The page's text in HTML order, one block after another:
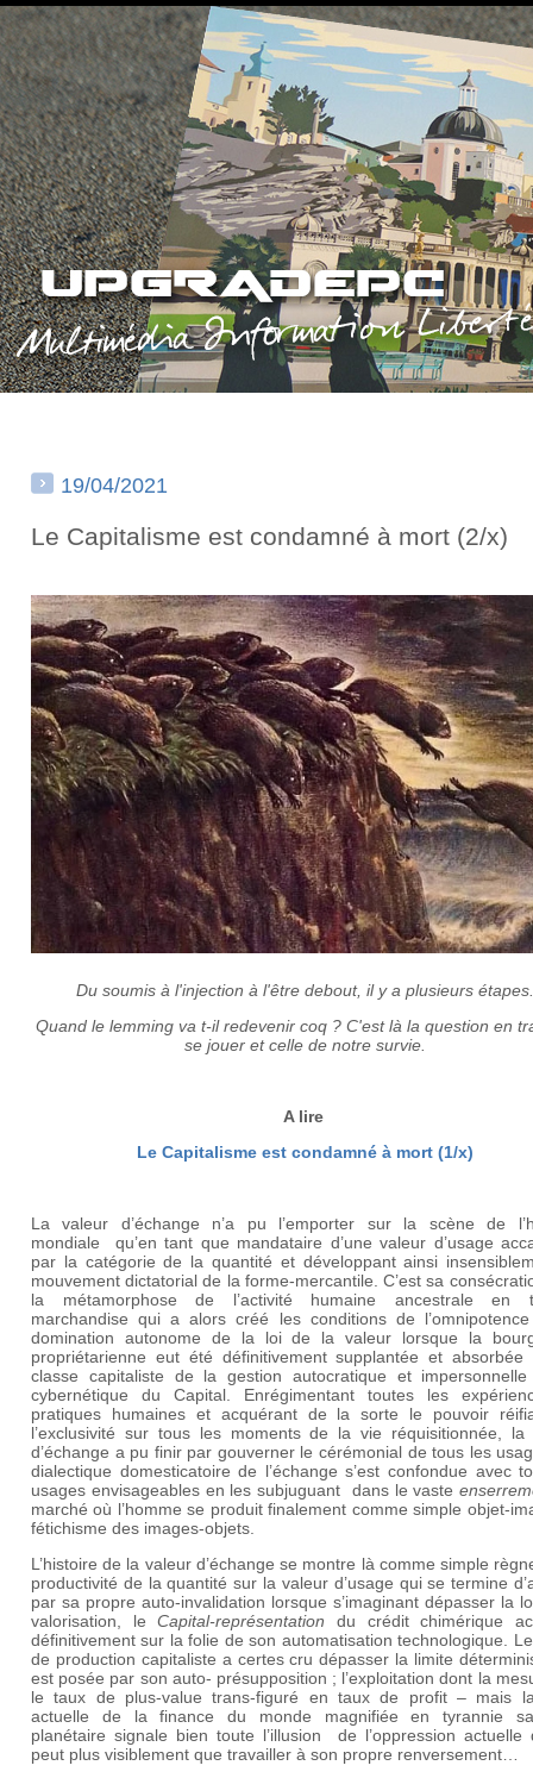
19/04/2021
Le Capitalisme est condamné à mort (2/x)
Du soumis à l'injection à l'être debout, il y a plusieurs
Quand le lemming va t-il redevenir coq ? C'est là la question en
se jouer et celle de notre survie.
A lire
Le Capitalisme est condamné à mort (1/x)
La valeur d’échange n’a pu l’emporter sur la scène de
mondiale qu’en tant que mandataire d’une valeur d’usage
par la catégorie de la quantité et développant ainsi
mouvement dictatorial de la forme-mercantile. C’est sa
la métamorphose de l’activité humaine ancestrale en
marchandise qui a alors créé les conditions de
domination autonome de la loi de la valeur lorsque la
propriétarienne eut été définitivement supplantée et
classe capitaliste de la gestion autocratique et
cybernétique du Capital. Enrégimentant toutes les
pratiques humaines et acquérant de la sorte le pouvoir
l’exclusivité sur tous les moments de la vie réquisitionnée, la
d’échange a pu finir par gouverner le cérémonial de tous les
dialectique domesticatoire de l’échange s’est confondue avec
usages envisageables en les subjuguant dans le vaste
marché où l’homme se produit finalement comme simple objet-
fétichisme des images-objets.
L’histoire de la valeur d’échange se montre là comme simple
productivité de la quantité sur la valeur d’usage qui se termine
par sa propre auto-invalidation lorsque s’imaginant dépasser la
valorisation, leCapital-représentation du crédit chimérique
définitivement sur la folie de son automatisation technologique.
de production capitaliste a certes cru dépasser la limite
est posée par son auto- présupposition ; l’exploitation dont la
le taux de plus-value trans-figuré en taux de profit – mais
actuelle de la finance du monde magnifiée en tyrannie
planétaire signale bien toute l’illusion de l’oppression actuelle
peut plus visiblement que travailler à son propre renversement…